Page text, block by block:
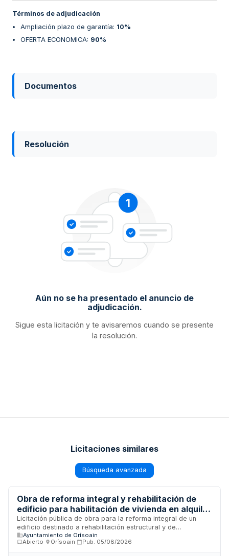
Términos de adjudicación
Ampliación plazo de garantía: 10%
OFERTA ECONOMICA: 90%
Documentos
Resolución
Aún no se ha presentado el anuncio de
adjudicación.
Sigue esta licitación y te avisaremos cuando se presente
la resolución.
Licitaciones similares
Búsqueda avanzada
Obra de reforma integral y rehabilitación de
edificio para habilitación de vivienda en alquiler
en Orísoain
Licitación pública de obra para la reforma integral de un
edificio destinado a rehabilitación estructural y de
envolvente, con posterior habilitación como vivienda para
alquiler. El Ayuntamiento de Orísoain, a través de su Comisión
Ayuntamiento de Orísoain
Abierto
Orísoain Pub. 05/08/2026